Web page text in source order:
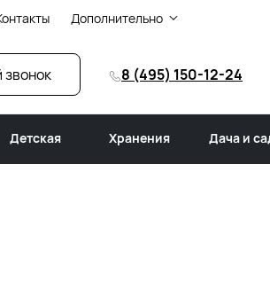
Дополнительно
звонок 8 (495) 150-12-24
Детская Хранения Дача и